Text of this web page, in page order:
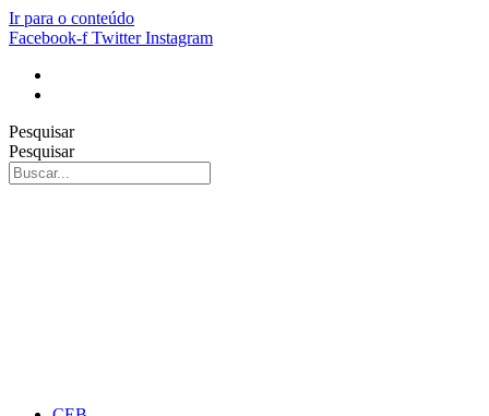
Ir para o conteúdo
Facebook-f Twitter Instagram
Pesquisar
Pesquisar